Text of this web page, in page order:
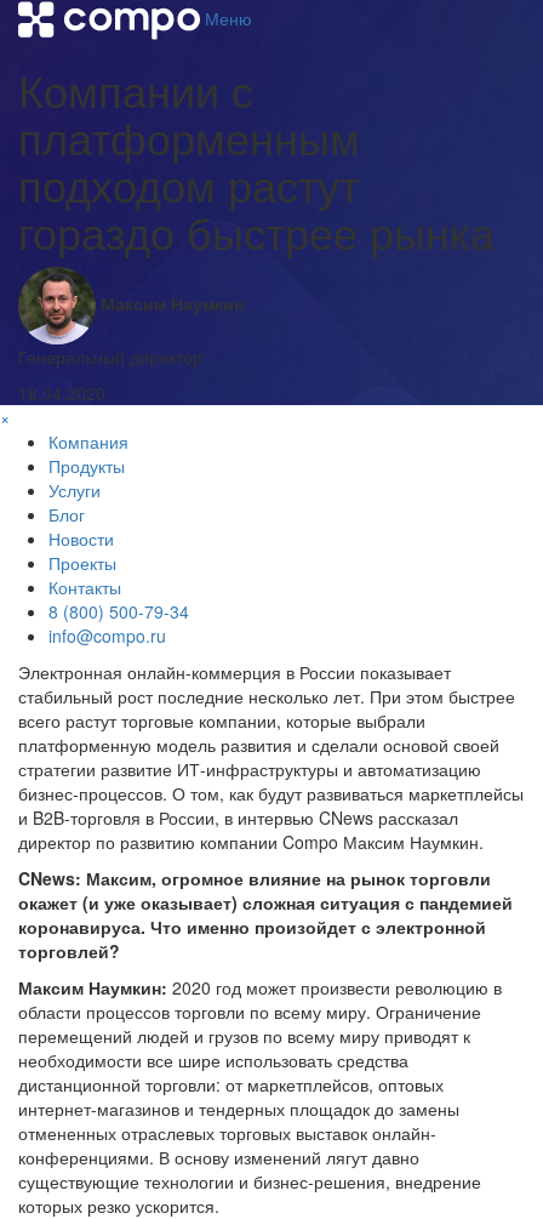
Меню
Компании с
платформенным
подходом растут
гораздо быстрее рынка
Максим Наумкин
Генеральный директор
18.04.2020
×
Компания
Продукты
Услуги
Блог
Новости
Проекты
Контакты
8 (800) 500-79-34
info@compo.ru
Электронная онлайн-коммерция в России показывает
стабильный рост последние несколько лет. При этом быстрее
всего растут торговые компании, которые выбрали
платформенную модель развития и сделали основой своей
стратегии развитие ИТ-инфраструктуры и автоматизацию
бизнес-процессов. О том, как будут развиваться маркетплейсы
и B2B-торговля в России, в интервью CNews рассказал
директор по развитию компании Compo Максим Наумкин.
CNews: Максим, огромное влияние на рынок торговли
окажет (и уже оказывает) сложная ситуация с пандемией
коронавируса. Что именно произойдет с электронной
торговлей?
Максим Наумкин: 2020 год может произвести революцию в
области процессов торговли по всему миру. Ограничение
перемещений людей и грузов по всему миру приводят к
необходимости все шире использовать средства
дистанционной торговли: от маркетплейсов, оптовых
интернет-магазинов и тендерных площадок до замены
отмененных отраслевых торговых выставок онлайн-
конференциями. В основу изменений лягут давно
существующие технологии и бизнес-решения, внедрение
которых резко ускорится.